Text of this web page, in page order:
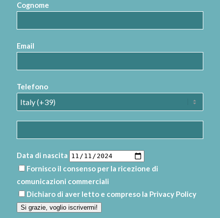
Cognome
Email
Telefono
Data di nascita
Fornisco il consenso per la ricezione di
comunicazioni commerciali
Dichiaro di aver letto e compreso la Privacy Policy
Si grazie, voglio iscrivermi!